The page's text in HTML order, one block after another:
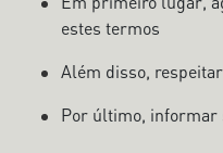
estes termos
Além disso,
Por último, informar